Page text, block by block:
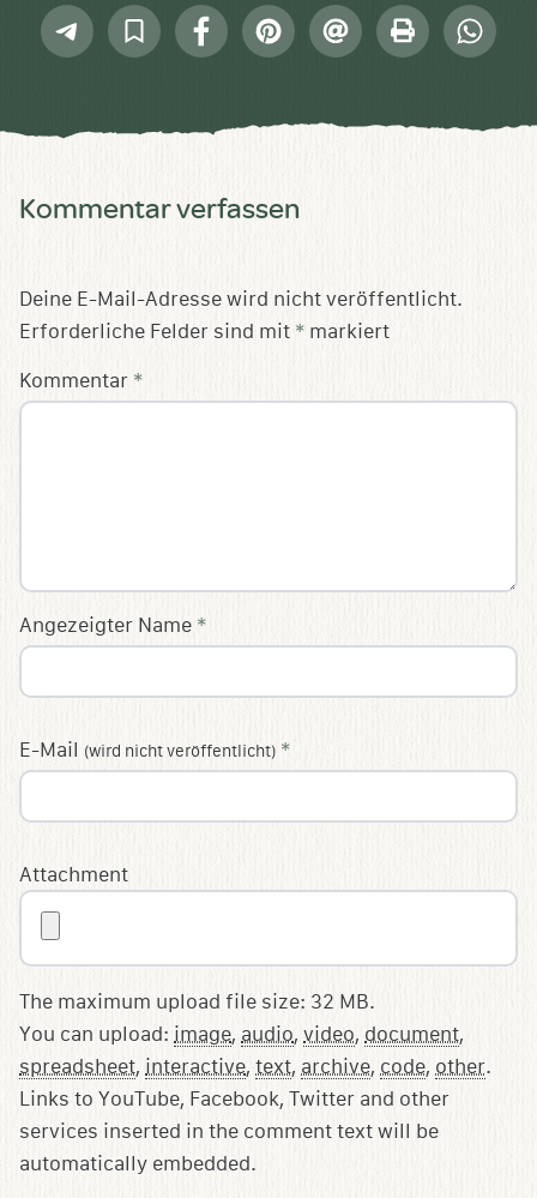
Telegram
In
Sammlung
FacebookPinterest
E-
Mail
Drucken
Kommentar verfassen
Deine E-Mail-Adresse wird nicht veröffentlicht.
Erforderliche Felder sind mit * markiert
Kommentar *
Angezeigter Name *
E-Mail (wird nicht veröffentlicht) *
Attachment
The maximum upload file size: 32 MB.
You can upload: image, audio, video, document,
spreadsheet, interactive, text, archive, code, other.
Links to YouTube, Facebook, Twitter and other
services inserted in the comment text will be
automatically embedded.